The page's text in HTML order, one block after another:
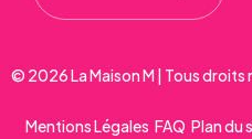
© 2026 La Maison M | Tous droits
Mentions Légales FAQ Plan du